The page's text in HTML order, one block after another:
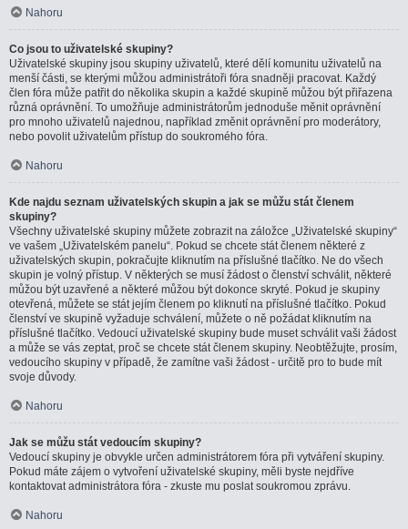
Nahoru
Co jsou to uživatelské skupiny?
Uživatelské skupiny jsou skupiny uživatelů, které dělí komunitu uživatelů na
menší části, se kterými můžou administrátoři fóra snadněji pracovat. Každý
člen fóra může patřit do několika skupin a každé skupině můžou být přiřazena
různá oprávnění. To umožňuje administrátorům jednoduše měnit oprávnění
pro mnoho uživatelů najednou, například změnit oprávnění pro moderátory,
nebo povolit uživatelům přístup do soukromého fóra.
Nahoru
Kde najdu seznam uživatelských skupin a jak se můžu stát členem
skupiny?
Všechny uživatelské skupiny můžete zobrazit na záložce „Uživatelské skupiny“
ve vašem „Uživatelském panelu“. Pokud se chcete stát členem některé z
uživatelských skupin, pokračujte kliknutím na příslušné tlačítko. Ne do všech
skupin je volný přístup. V některých se musí žádost o členství schválit, některé
můžou být uzavřené a některé můžou být dokonce skryté. Pokud je skupiny
otevřená, můžete se stát jejím členem po kliknutí na příslušné tlačítko. Pokud
členství ve skupině vyžaduje schválení, můžete o ně požádat kliknutím na
příslušné tlačítko. Vedoucí uživatelské skupiny bude muset schválit vaši žádost
a může se vás zeptat, proč se chcete stát členem skupiny. Neobtěžujte, prosím,
vedoucího skupiny v případě, že zamítne vaši žádost - určitě pro to bude mít
svoje důvody.
Nahoru
Jak se můžu stát vedoucím skupiny?
Vedoucí skupiny je obvykle určen administrátorem fóra při vytváření skupiny.
Pokud máte zájem o vytvoření uživatelské skupiny, měli byste nejdříve
kontaktovat administrátora fóra - zkuste mu poslat soukromou zprávu.
Nahoru